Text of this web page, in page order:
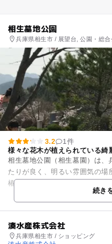
相生墓地公園
兵庫県相生市 / 展望台, 公園・総
3.2
1件
様々な花木が植えられている綺
相生墓地公園（相生墓園）は、
たりが良く、明るい雰囲気の場
椿・ミモザ・ユリノキ・サザン
れており、季節によって違った
続き
湊水産株式会社
兵庫県相生市 / ショッピング